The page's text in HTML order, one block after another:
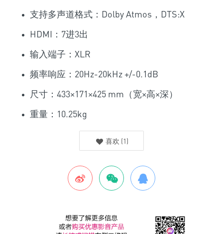
支持多声道格式：Dolby Atmos，DTS:X
HDMI：7进3出
输入端子：XLR
频率响应：20Hz-20kHz +/-0.1dB
尺寸：433×171×425 mm（宽×高×深）
重量：10.25kg
喜欢 (1)